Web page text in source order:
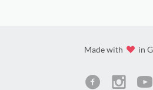
Made with in